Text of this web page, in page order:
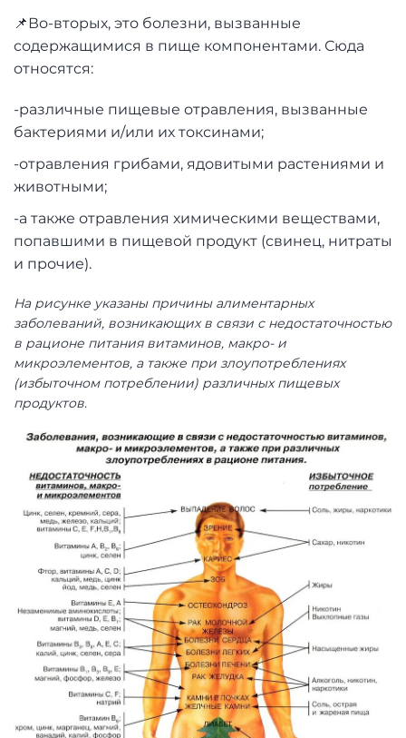
📌Во-вторых, это болезни, вызванные
содержащимися в пище компонентами. Сюда
относятся:
-различные пищевые отравления, вызванные
бактериями и/или их токсинами;
-отравления грибами, ядовитыми растениями и
животными;
-а также отравления химическими веществами,
попавшими в пищевой продукт (свинец, нитраты
и прочие).
На рисунке указаны причины алиментарных
заболеваний, возникающих в связи с недостаточностью
в рационе питания витаминов, макро- и
микроэлементов, а также при злоупотреблениях
(избыточном потреблении) различных пищевых
продуктов.